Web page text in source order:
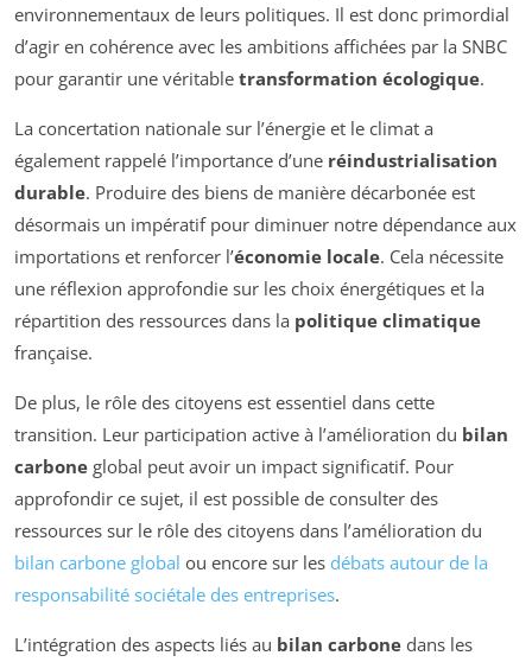
environnementaux de leurs politiques. Il est donc primordial
d’agir en cohérence avec les ambitions affichées par la SNBC
pour garantir une véritable transformation écologique.
La concertation nationale sur l’énergie et le climat a
également rappelé l’importance d’une réindustrialisation
durable. Produire des biens de manière décarbonée est
désormais un impératif pour diminuer notre dépendance aux
importations et renforcer l’économie locale. Cela nécessite
une réflexion approfondie sur les choix énergétiques et la
répartition des ressources dans la politique climatique
française.
De plus, le rôle des citoyens est essentiel dans cette
transition. Leur participation active à l’amélioration du bilan
carbone global peut avoir un impact significatif. Pour
approfondir ce sujet, il est possible de consulter des
ressources sur le rôle des citoyens dans l’amélioration du
bilan carbone global ou encore sur les débats autour de la
responsabilité sociétale des entreprises.
L’intégration des aspects liés au bilan carbone dans les